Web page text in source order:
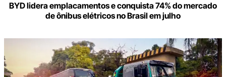
BYD lidera emplacamentos e conquista 74% do mercado
de ônibus elétricos no Brasil em julho